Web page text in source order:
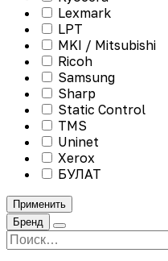
Lexmark
LPT
MKI / Mitsubishi
Ricoh
Samsung
Sharp
Static Control
TMS
Uninet
Xerox
БУЛАТ
Применить
Бренд